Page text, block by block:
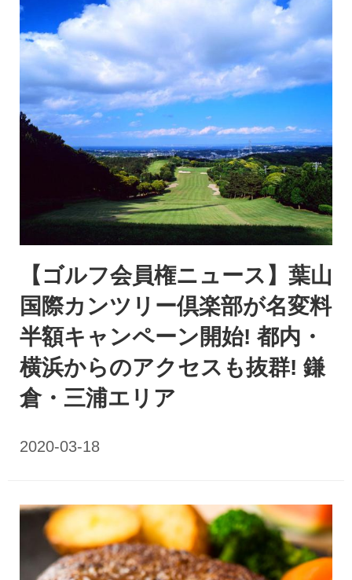
【ゴルフ会員権ニュース】葉山
国際カンツリー倶楽部が名変料
半額キャンペーン開始! 都内・
横浜からのアクセスも抜群! 鎌
倉・三浦エリア